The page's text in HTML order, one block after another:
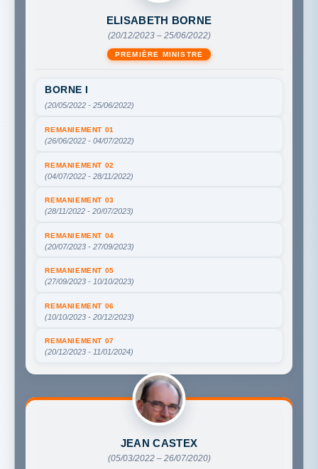
ELISABETH BORNE
(20/12/2023 – 25/06/2022)
PREMIÈRE MINISTRE
BORNE I
(20/05/2022 - 25/06/2022)
REMANIEMENT 01
(26/06/2022 - 04/07/2022)
REMANIEMENT 02
(04/07/2022 - 28/11/2022)
REMANIEMENT 03
(28/11/2022 - 20/07/2023)
REMANIEMENT 04
(20/07/2023 - 27/09/2023)
REMANIEMENT 05
(27/09/2023 - 10/10/2023)
REMANIEMENT 06
(10/10/2023 - 20/12/2023)
REMANIEMENT 07
(20/12/2023 - 11/01/2024)
JEAN CASTEX
(05/03/2022 – 26/07/2020)